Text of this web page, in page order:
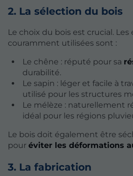
2. La sélection du bois
Le choix du bois est crucial. Les
couramment utilisées sont :
Le chêne : réputé pour sa
durabilité.
Le sapin : léger et facile à
utilisé pour les structures
Le mélèze : naturellement
idéal pour les régions
Le bois doit également être
pour éviter les déformations
3. La fabrication